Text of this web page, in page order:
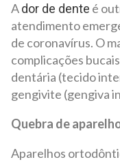
Ador de dente é
atendimento
de coronavírus. O
complicações
dentária (tecido
gengivite (gengiva
Quebra de
Aparelhos